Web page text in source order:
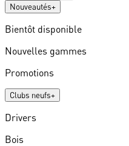
Nouveautés+
Bientôt disponible
Nouvelles gammes
Promotions
Clubs neufs+
Drivers
Bois